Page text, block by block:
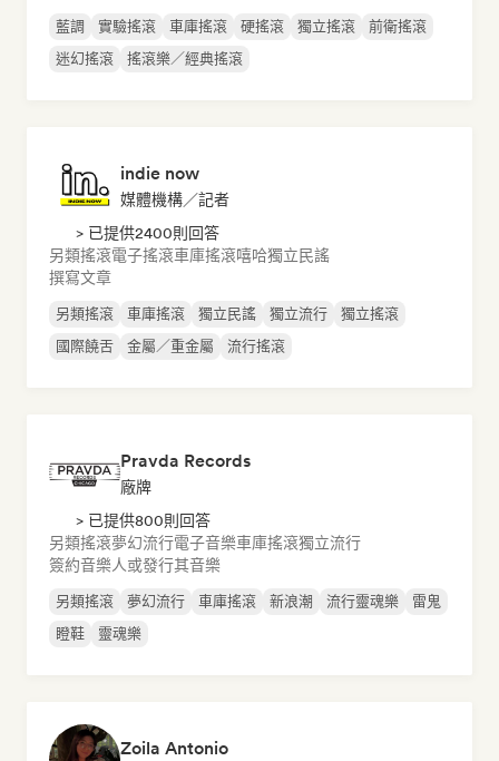
藍調 實驗搖滾 車庫搖滾 硬搖滾 獨立搖滾
前衛搖滾
迷幻搖滾
搖滾樂／經典搖滾
indie now
媒體機構／記者
> 已提供2400則回答
另類搖滾電子搖滾車庫搖滾嘻哈獨立民謠
撰寫文章
另類搖滾 車庫搖滾 獨立民謠 獨立流行
獨立搖滾
國際饒舌
金屬／重金屬 流行搖滾
Pravda Records
廠牌
> 已提供800則回答
另類搖滾夢幻流行電子音樂車庫搖滾獨立流行
簽約音樂人或發行其音樂
另類搖滾 夢幻流行 車庫搖滾 新浪潮 流行靈魂樂
雷鬼
瞪鞋
靈魂樂
Zoila Antonio